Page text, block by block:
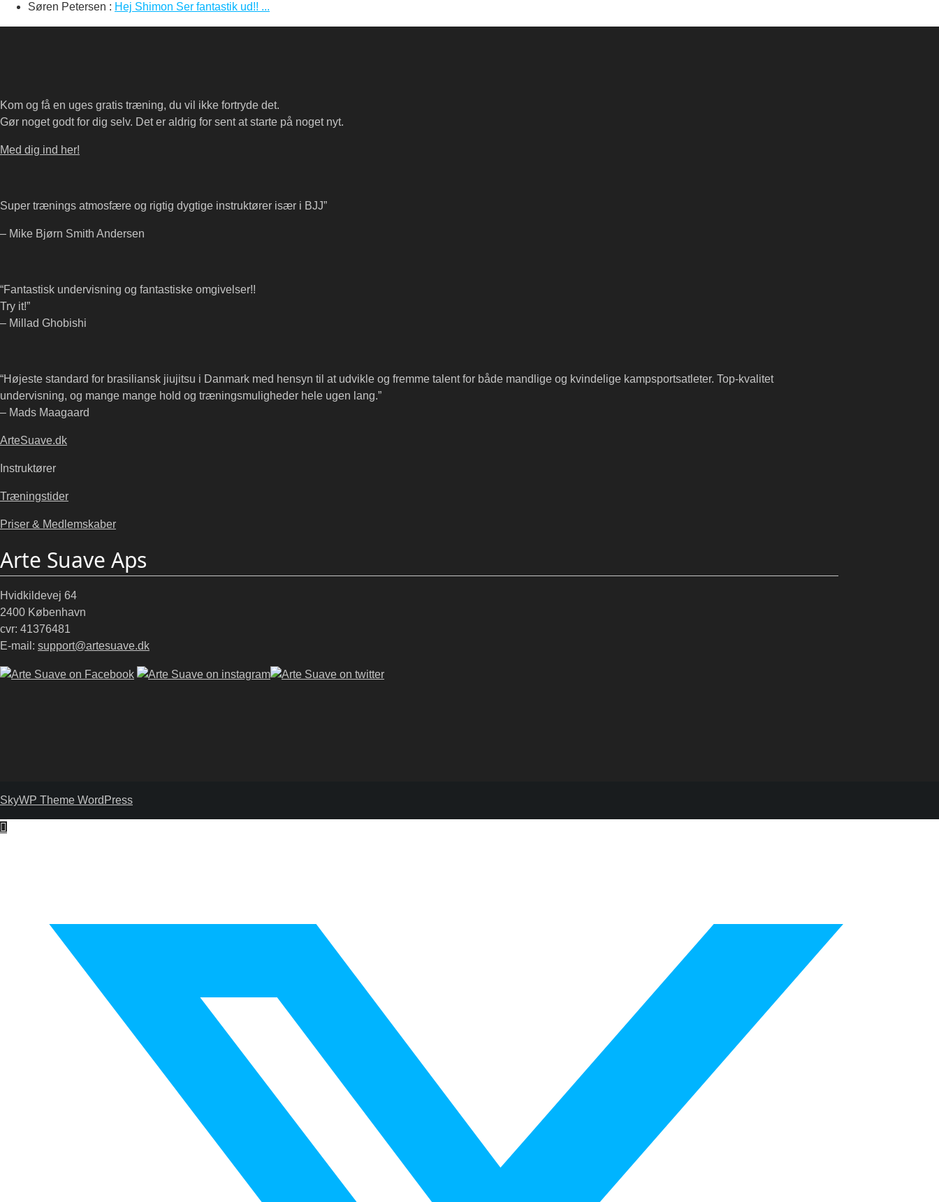
Søren Petersen : Hej Shimon Ser fantastik ud!! ...
Kom og få en uges gratis træning, du vil ikke fortryde det.
Gør noget godt for dig selv. Det er aldrig for sent at starte på noget nyt.
Med dig ind her!
Super trænings atmosfære og rigtig dygtige instruktører især i BJJ”
– Mike Bjørn Smith Andersen
“Fantastisk undervisning og fantastiske omgivelser!!
Try it!”
– Millad Ghobishi
“Højeste standard for brasiliansk jiujitsu i Danmark med hensyn til at udvikle og fremme talent for både mandlige og kvindelige kampsportsatleter. Top-kvalitet
undervisning, og mange mange hold og træningsmuligheder hele ugen lang.”
– Mads Maagaard
ArteSuave.dk
Instruktører
Træningstider
Priser & Medlemskaber
Arte Suave Aps
Hvidkildevej 64
2400 København
cvr: 41376481
E-mail: support@artesuave.dk
SkyWP Theme WordPress